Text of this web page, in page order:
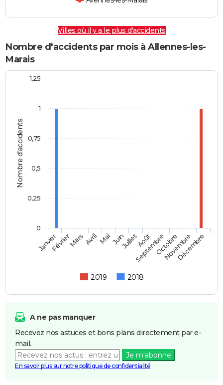
Villes où il y a le plus d'accidents
Nombre d'accidents par mois à Allennes-les-
Marais
Nombre d'accidents
2019 2018
JanvierFévrierMars AvrilMaiJuinJuilletAoût
SeptembreOctobre
Novembre
Décembre
0
1
0,25
0,5
0,75
1,25
A ne pas manquer
Recevez nos astuces et bons plans directement par e-
mail.
Je m'abonne
En savoir plus sur notre politique de confidentialité